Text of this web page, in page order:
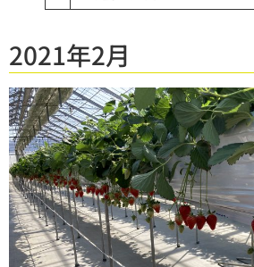
2021年2月